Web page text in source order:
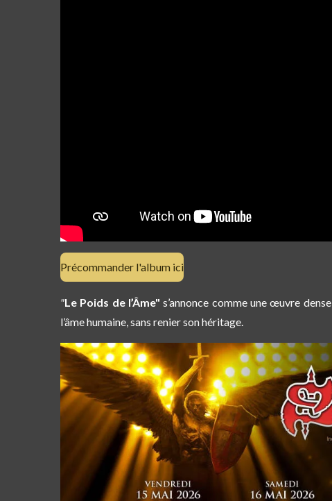
Précommander l'album ici
"Le Poids de l’Âme" s’annonce comme une œuvre
l’âme humaine , sans renier son héritage.